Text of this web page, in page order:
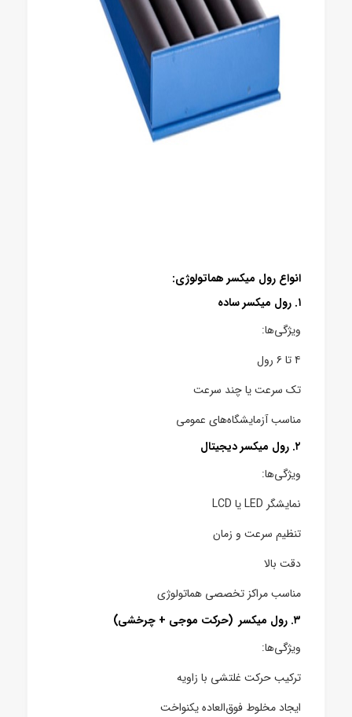
انواع رول میکسر هماتولوژی:
۱. رول میکسر ساده
ویژگی‌ها:
۴ تا ۶ رول
تک سرعت یا چند سرعت
مناسب آزمایشگاه‌های عمومی
۲. رول میکسر دیجیتال
ویژگی‌ها:
نمایشگر LED یا LCD
تنظیم سرعت و زمان
دقت بالا
مناسب مراکز تخصصی هماتولوژی
۳. رول میکسر (حرکت موجی + چرخشی)
ویژگی‌ها:
ترکیب حرکت غلتشی با زاویه
ایجاد مخلوط فوق‌العاده یکنواخت